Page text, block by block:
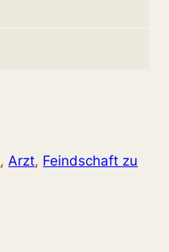
, Arzt, Feindschaft zu